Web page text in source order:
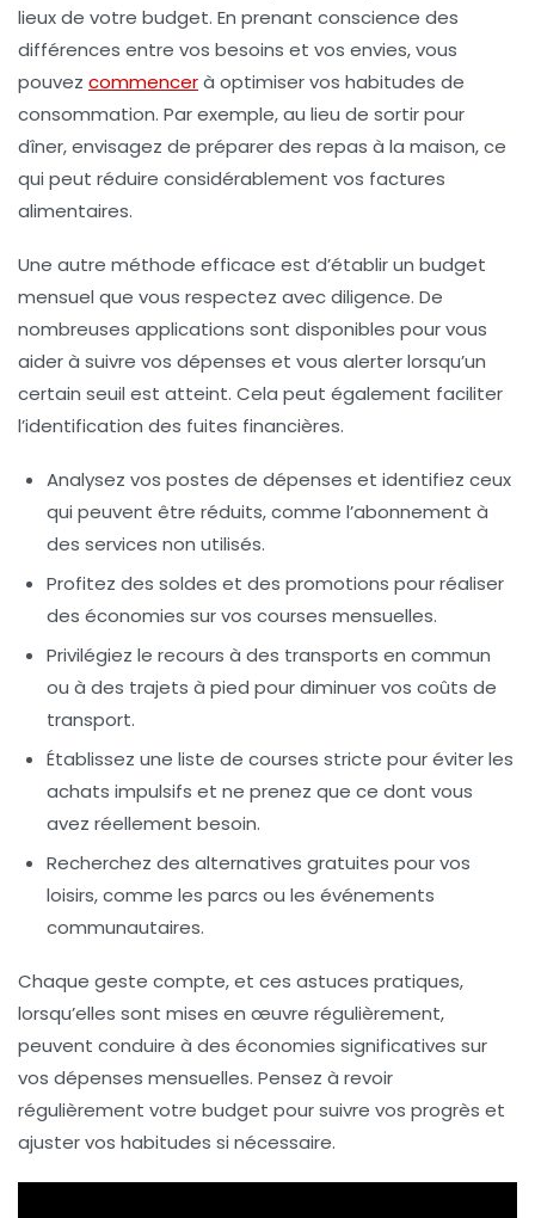
lieux de votre budget. En prenant conscience des
différences entre vos besoins et vos envies, vous
pouvez commencerà optimiser vos habitudes de
consommation. Par exemple, au lieu de sortir pour
dîner, envisagez de préparer des repas à la maison, ce
qui peut réduire considérablement vos factures
alimentaires.
Une autre méthode efficace est d’établir un budget
mensuel que vous respectez avec diligence. De
nombreuses applications sont disponibles pour vous
aider à suivre vos dépenses et vous alerter lorsqu’un
certain seuil est atteint. Cela peut également faciliter
l’identification des fuites financières.
Analysez vos postes de dépenses et identifiez ceux
qui peuvent être réduits, comme l’abonnement à
des services non utilisés.
Profitez des soldes et des promotions pour réaliser
des économies sur vos courses mensuelles.
Privilégiez le recours à des transports en commun
ou à des trajets à pied pour diminuer vos coûts de
transport.
Établissez une liste de courses stricte pour éviter les
achats impulsifs et ne prenez que ce dont vous
avez réellement besoin.
Recherchez des alternatives gratuites pour vos
loisirs, comme les parcs ou les événements
communautaires.
Chaque geste compte, et ces astuces pratiques,
lorsqu’elles sont mises en œuvre régulièrement,
peuvent conduire à des économies significatives sur
vos dépenses mensuelles. Pensez à revoir
régulièrement votre budget pour suivre vos progrès et
ajuster vos habitudes si nécessaire.